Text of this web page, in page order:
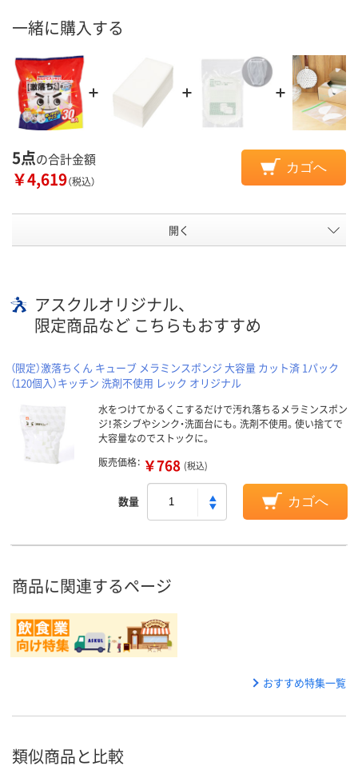
一緒に購入する
5点の合計金額
￥4,619（税込）
カゴへ
開く
アスクルオリジナル、
限定商品など こちらもおすすめ
（限定）激落ちくん キューブ メラミンスポンジ 大容量 カット済 1パック
（120個入）キッチン 洗剤不使用 レック オリジナル
水をつけてかるくこするだけで汚れ落ちるメラミンスポン
ジ！茶シブやシンク・洗面台にも。洗剤不使用。使い捨てで
大容量なのでストックに。
販売価格： ￥768 (税込)
数量 カゴへ
商品に関連するページ
おすすめ特集一覧
類似商品と比較